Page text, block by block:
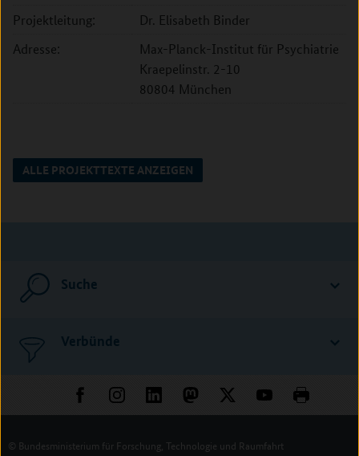
Projektleitung:
Dr. Elisabeth Binder
Adresse:
Max-Planck-Institut für Psychiatrie
Kraepelinstr. 2-10
80804 München
ALLE PROJEKTTEXTE ANZEIGEN
Suche
Verbünde
© Bundesministerium für Forschung, Technologie und Raumfahrt